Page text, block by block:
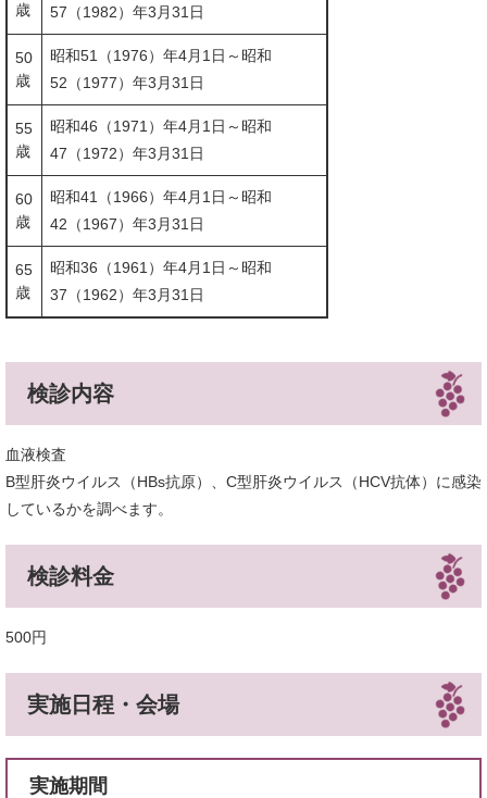
歳
57（1982）年3月31日
50
歳
昭和51（1976）年4月1日～昭和
52（1977）年3月31日
55
歳
昭和46（1971）年4月1日～昭和
47（1972）年3月31日
60
歳
昭和41（1966）年4月1日～昭和
42（1967）年3月31日
65
歳
昭和36（1961）年4月1日～昭和
37（1962）年3月31日
検診内容
血液検査
B型肝炎ウイルス（HBs抗原）、C型肝炎ウイルス（HCV抗体）に感染
しているかを調べます。
検診料金
500円
実施日程・会場
実施期間